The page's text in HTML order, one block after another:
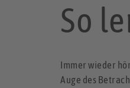
So
Immer wieder
Auge des